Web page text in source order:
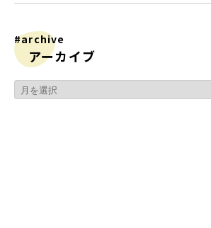
#archive
アーカイブ